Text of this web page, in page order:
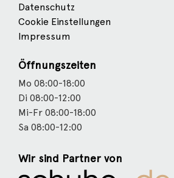
Datenschutz
Cookie Einstellungen
Impressum
Öffnungszeiten
Mo 08:00-18:00
Di 08:00-12:00
Mi-Fr 08:00-18:00
Sa 08:00-12:00
Wir sind Partner von